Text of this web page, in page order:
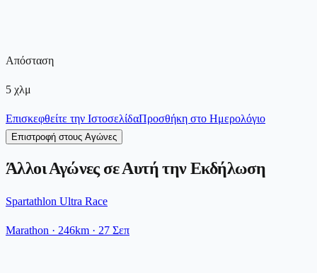
Απόσταση
5 χλμ
Επισκεφθείτε την ΙστοσελίδαΠροσθήκη στο Ημερολόγιο
Επιστροφή στους Αγώνες
Άλλοι Αγώνες σε Αυτή την Εκδήλωση
Spartathlon Ultra Race
Marathon · 246km · 27 Σεπ